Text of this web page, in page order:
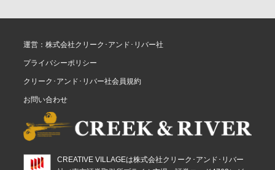
運営：株式会社クリーク･アンド･リバー社
プライバシーポリシー
クリーク･アンド･リバー社会員規約
お問い合わせ
CREATIVE VILLAGEは株式会社クリーク･アンド･リバー